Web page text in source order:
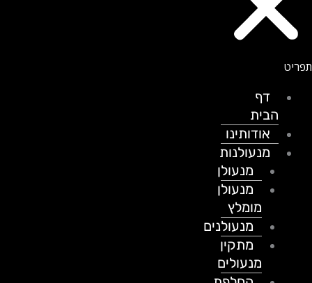
דף
הבית
אודותינו
מנעולנות
מנעולן
מנעולן
מומלץ
מנעולנים
מתקין
מנעולים